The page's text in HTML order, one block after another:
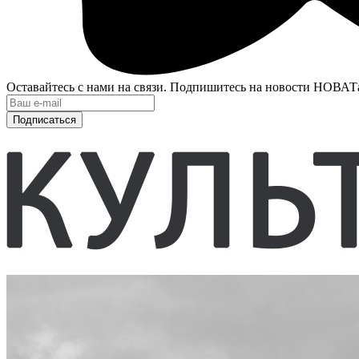
Оставайтесь с нами на связи. Подпишитесь на новости
Подписаться